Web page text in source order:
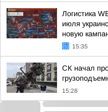
Логистика
июля
новую
15:35
СК начал
15:28